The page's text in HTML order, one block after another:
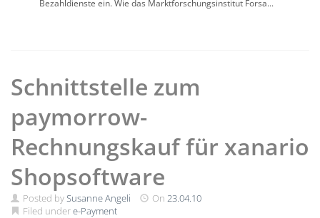
Bezahldienste ein. Wie das Marktforschungsinstitut Forsa...
Schnittstelle zum
paymorrow-
Rechnungskauf für xanario
Shopsoftware
Posted bySusanne Angeli On 23.04.10
Filed undere-Payment